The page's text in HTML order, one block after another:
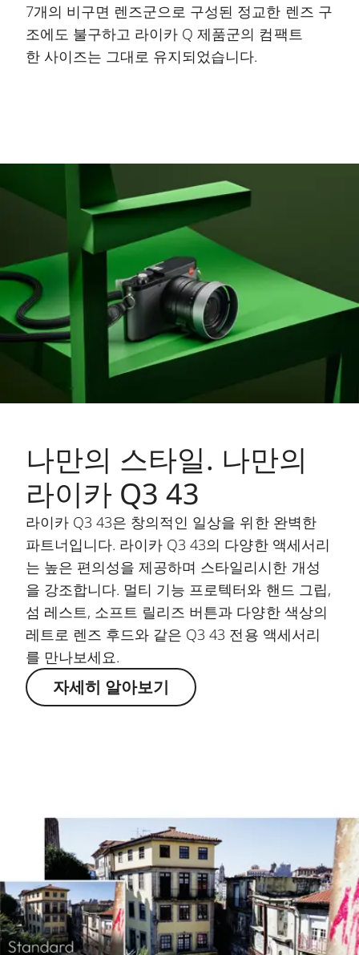
7개의 비구면 렌즈군으로 구성된 정교한 렌즈 구
조에도 불구하고 라이카 Q 제품군의 컴팩트
한 사이즈는 그대로 유지되었습니다.
나만의 스타일. 나만의
라이카 Q3 43
라이카 Q3 43은 창의적인 일상을 위한 완벽한
파트너입니다. 라이카 Q3 43의 다양한 액세서리
는 높은 편의성을 제공하며 스타일리시한 개성
을 강조합니다. 멀티 기능 프로텍터와 핸드 그립,
섬 레스트, 소프트 릴리즈 버튼과 다양한 색상의
레트로 렌즈 후드와 같은 Q3 43 전용 액세서리
를 만나보세요.
자세히 알아보기